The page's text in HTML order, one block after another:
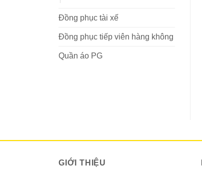
Đồng phục tài xế
Đồng phục tiếp viên hàng không
Quần áo PG
GIỚI THIỆU